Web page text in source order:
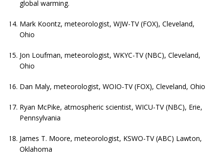
global warming.
Mark Koontz, meteorologist, WJW-TV (FOX), Cleveland,
Ohio
Jon Loufman, meteorologist, WKYC-TV (NBC), Cleveland,
Ohio
Dan Maly, meteorologist, WOIO-TV (FOX), Cleveland, Ohio
Ryan McPike, atmospheric scientist, WICU-TV (NBC), Erie,
Pennsylvania
James T. Moore, meteorologist, KSWO-TV (ABC) Lawton,
Oklahoma